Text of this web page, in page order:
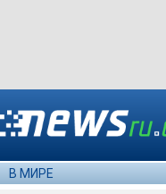
В МИРЕ